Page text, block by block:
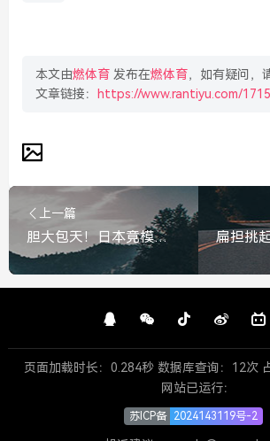
本文由燃体育 发布在燃体育，如有疑问，
文章链接：
https://www.rantiyu.com/
上一篇
胆大包天！日本竟模拟攻击辽宁舰，这是在玩火！日本竟模拟攻击辽宁舰，这是在玩火！
页面加载时长：0.284秒 数据库查询：12次
网站已运行：
苏ICP备 2024143119号-2